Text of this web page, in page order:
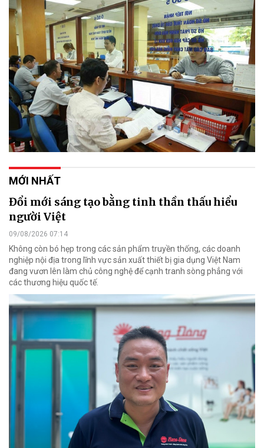
MỚI NHẤT
Đổi mới sáng tạo bằng tinh thần thấu hiểu
người Việt
09/08/2026 07:14
Không còn bó hẹp trong các sản phẩm truyền thống, các doanh
nghiệp nội địa trong lĩnh vực sản xuất thiết bị gia dụng Việt Nam
đang vươn lên làm chủ công nghệ để cạnh tranh sòng phẳng với
các thương hiệu quốc tế.